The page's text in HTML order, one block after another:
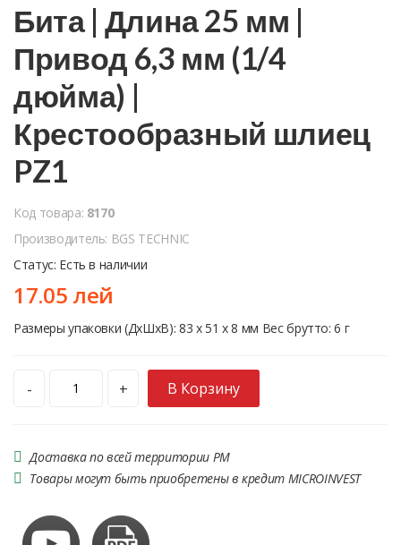
Бита | Длина 25 мм |
Привод 6,3 мм (1/4
дюйма) |
Крестообразный шлиец
PZ1
Код товара: 8170
Производитель: BGS TECHNIC
Статус: Есть в наличии
17.05 лей
Размеры упаковки (ДхШхВ): 83 x 51 x 8 мм Вес брутто: 6 г
- + В Корзину
Доставка по всей территории РМ
Товары могут быть приобретены в кредит MICROINVEST